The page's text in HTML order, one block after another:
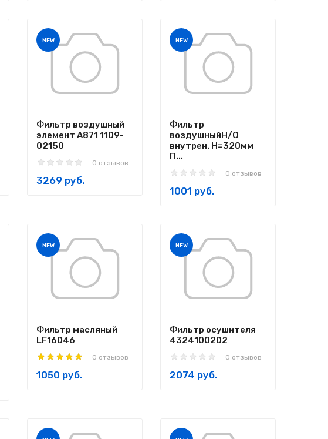
NEW
Фильтр воздушный
элемент A871 1109-
02150
0 отзывов
3269 руб.
NEW
Фильтр
воздушныйН/О
внутрен. H=320мм
П...
0 отзывов
1001 руб.
NEW
Фильтр масляный
LF16046
0 отзывов
1050 руб.
NEW
Фильтр осушителя
4324100202
0 отзывов
2074 руб.